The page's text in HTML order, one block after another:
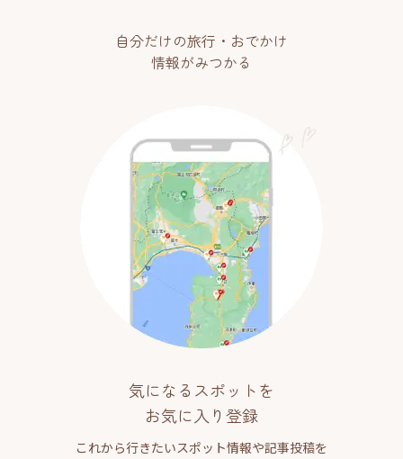
自分だけの旅行・おでかけ
情報がみつかる
気になるスポットを
お気に入り登録
これから行きたいスポット情報や記事投稿を